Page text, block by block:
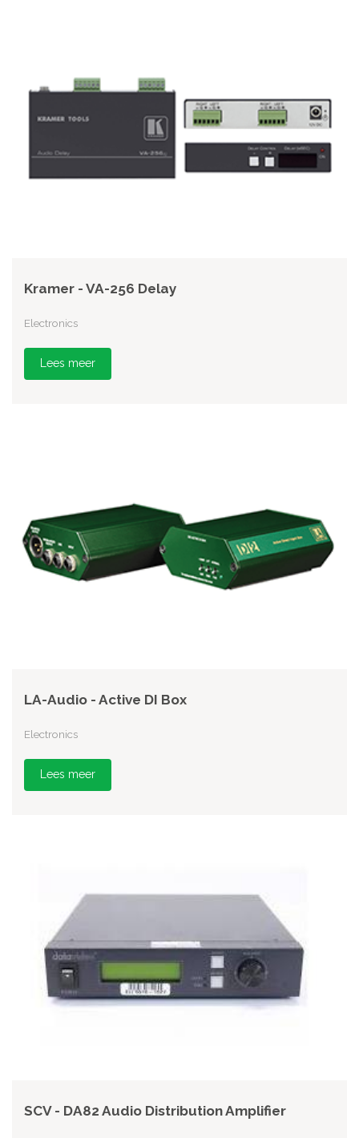
Kramer - VA-256 Delay
Electronics
Lees meer
LA-Audio - Active DI Box
Electronics
Lees meer
SCV - DA82 Audio Distribution Amplifier